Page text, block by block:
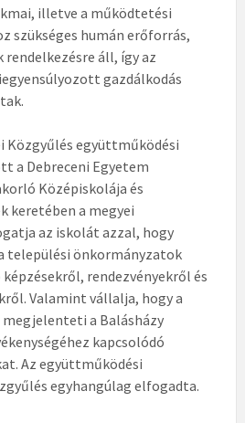
illetve a működtetési
szükséges humán erőforrás,
áll, így az
gazdálkodás
Közgyűlés együttműködési
a Debreceni Egyetem
Középiskolája és
keretében a megyei
az iskolát azzal, hogy
települési önkormányzatok
rendezvényekről és
Valamint vállalja, hogy a
a Balásházy
kapcsolódó
Az együttműködési
egyhangúlag elfogadta.